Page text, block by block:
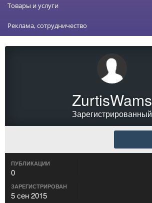
Товары и услуги
Реклама, сотрудничество
ZurtisWams
Зарегистрированный
ПУБЛИКАЦИИ
0
ЗАРЕГИСТРИРОВАН
5 сен 2015